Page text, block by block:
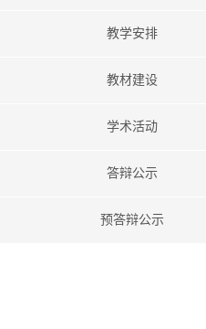
教学安排
教材建设
学术活动
答辩公示
预答辩公示